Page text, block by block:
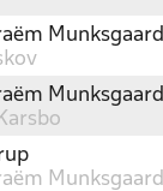
Munksgaard
Munksgaard
Munksgaard